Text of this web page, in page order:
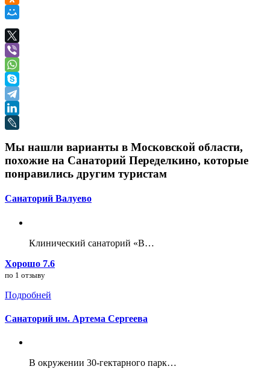
Мы нашли варианты в Московской области,
похожие на Санаторий Переделкино, которые
понравились другим туристам
Санаторий Валуево
Клинический санаторий «В…
Хорошо 7.6
по 1 отзыву
Подробней
Санаторий им. Артема Сергеева
В окружении 30-гектарного парк…